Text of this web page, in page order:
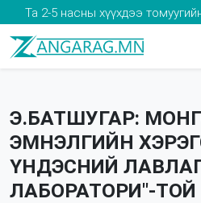
Э.БАТШУГАР:
ЭМНЭЛГИЙН
ҮНДЭСНИЙ
ЛАБОРАТОРИ"-